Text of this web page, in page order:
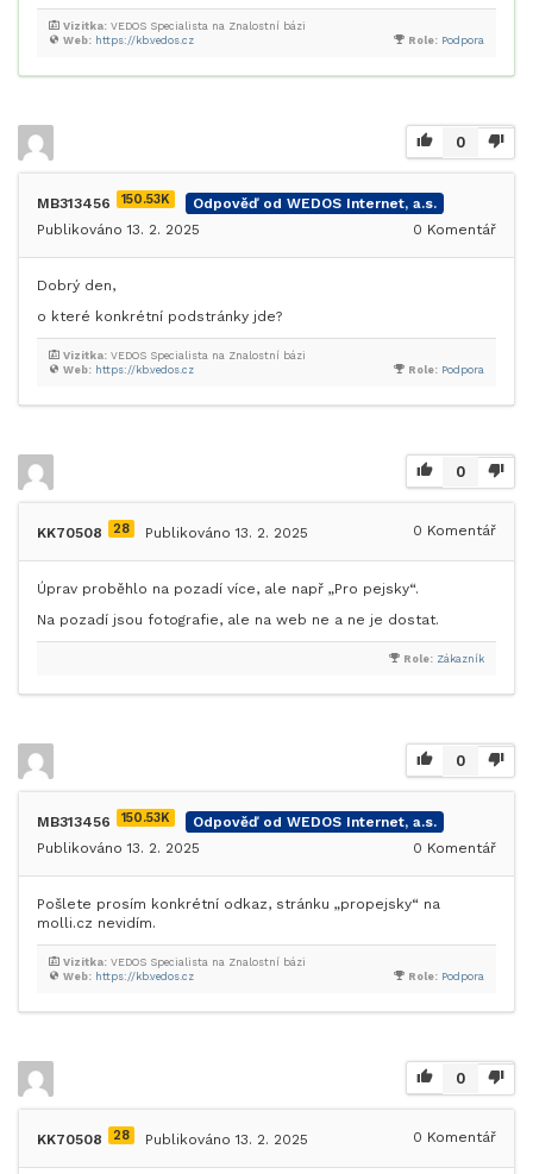
Role: Podpora
Web: https://kb.vedos.cz
Vizitka: VEDOS Specialista na Znalostní bázi
0
MB313456 150.53K
Odpověď od WEDOS Internet, a.s.
Publikováno 13. 2. 2025
0 Komentář
Dobrý den,
o které konkrétní podstránky jde?
Role: Podpora
Web: https://kb.vedos.cz
Vizitka: VEDOS Specialista na Znalostní bázi
0
KK70508 28 Publikováno 13. 2. 2025 0 Komentář
Úprav proběhlo na pozadí více, ale např „Pro pejsky“.
Na pozadí jsou fotografie, ale na web ne a ne je dostat.
Role: Zákazník
0
MB313456 150.53K
Odpověď od WEDOS Internet, a.s.
Publikováno 13. 2. 2025
0 Komentář
Pošlete prosím konkrétní odkaz, stránku „propejsky“ na
molli.cz nevidím.
Role: Podpora
Web: https://kb.vedos.cz
Vizitka: VEDOS Specialista na Znalostní bázi
0
KK70508 28 Publikováno 13. 2. 2025 0 Komentář